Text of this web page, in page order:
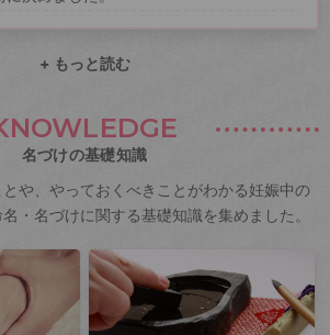
+ もっと読む
名づけの基礎知識
や、やっておくべきことがわかる妊娠中の
・名づけに関する基礎知識を集めました。